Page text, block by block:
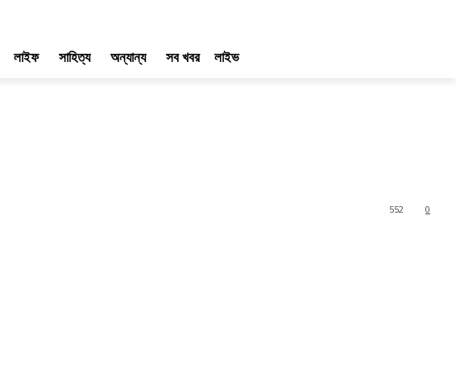
লাইফ সাহিত্য অন্যান্য সব খবর লাইভ
0
552